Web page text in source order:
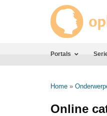
Portals
Home »
Online